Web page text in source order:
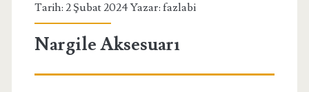
Tarih: 2 Şubat 2024 Yazar: fazlabi
Nargile Aksesuarı